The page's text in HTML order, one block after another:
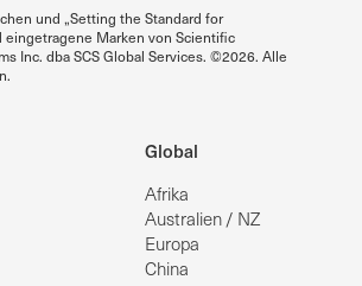
und „Setting the Standard for
eingetragene Marken von Scientific
Inc. dba SCS Global Services. ©2026. Alle
Global
Afrika
Australien / NZ
Europa
China